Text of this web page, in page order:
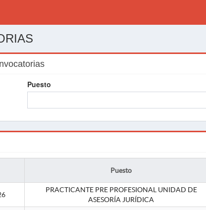
Puesto
Puesto
PRACTICANTE PRE PROFESIONAL UNIDAD DE
ASESORÍA JURÍDICA